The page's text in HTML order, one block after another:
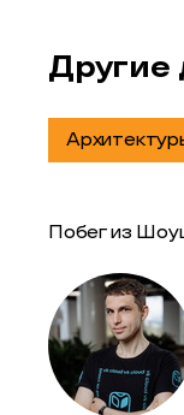
Другие
Побег из